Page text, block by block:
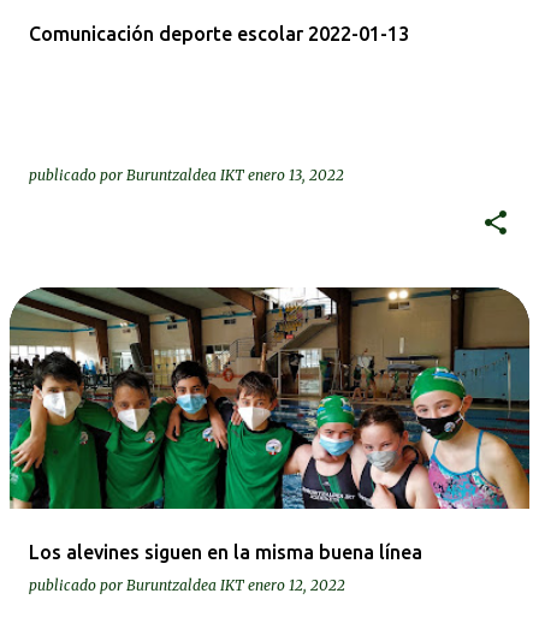
Comunicación deporte escolar 2022-01-13
publicado por Buruntzaldea IKT enero 13, 2022
Los alevines siguen en la misma buena línea
publicado por Buruntzaldea IKT enero 12, 2022